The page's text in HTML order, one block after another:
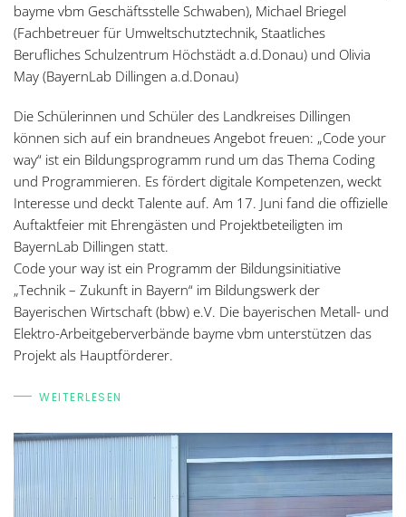
bayme vbm Geschäftsstelle Schwaben), Michael Briegel
(Fachbetreuer für Umweltschutztechnik, Staatliches
Berufliches Schulzentrum Höchstädt a.d.Donau) und Olivia
May (BayernLab Dillingen a.d.Donau)
Die Schülerinnen und Schüler des Landkreises Dillingen
können sich auf ein brandneues Angebot freuen: „Code your
way“ ist ein Bildungsprogramm rund um das Thema Coding
und Programmieren. Es fördert digitale Kompetenzen, weckt
Interesse und deckt Talente auf. Am 17. Juni fand die offizielle
Auftaktfeier mit Ehrengästen und Projektbeteiligten im
BayernLab Dillingen statt.
Code your way ist ein Programm der Bildungsinitiative
„Technik – Zukunft in Bayern“ im Bildungswerk der
Bayerischen Wirtschaft (bbw) e.V. Die bayerischen Metall- und
Elektro-Arbeitgeberverbände bayme vbm unterstützen das
Projekt als Hauptförderer.
WEITERLESEN